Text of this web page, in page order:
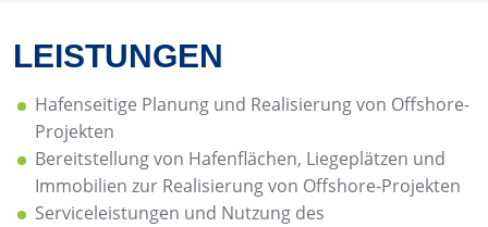
LEISTUNGEN
Hafenseitige Planung und Realisierung von Offshore-
Projekten
Bereitstellung von Hafenflächen, Liegeplätzen und
Immobilien zur Realisierung von Offshore-Projekten
Serviceleistungen und Nutzung des